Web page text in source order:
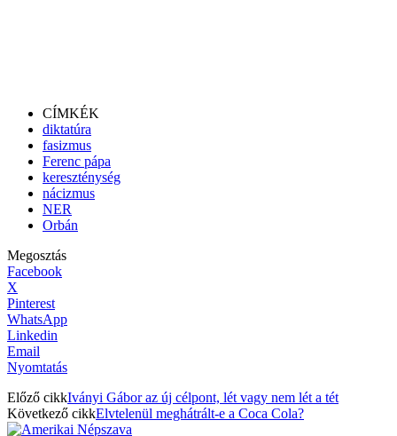
CÍMKÉK
diktatúra
fasizmus
Ferenc pápa
kereszténység
nácizmus
NER
Orbán
Megosztás
Facebook
X
Pinterest
WhatsApp
Linkedin
Email
Nyomtatás
Előző cikkIványi Gábor az új célpont, lét vagy nem lét a tét
Következő cikkElvtelenül meghátrált-e a Coca Cola?